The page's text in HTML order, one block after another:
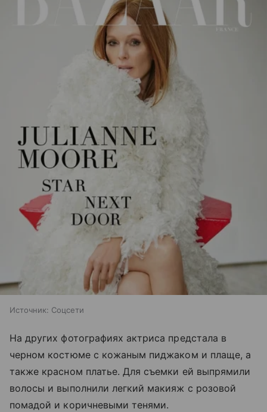
Источник: Соцсети
На других фотографиях актриса предстала в
черном костюме с кожаным пиджаком и плаще, а
также красном платье. Для съемки ей выпрямили
волосы и выполнили легкий макияж с розовой
помадой и коричневыми тенями.